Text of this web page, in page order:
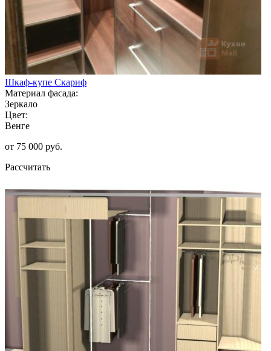
Шкаф-купе Скариф
Материал фасада:
Зеркало
Цвет:
Венге
от 75 000 руб.
Рассчитать